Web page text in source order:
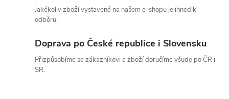
Jakékoliv zboží vystavené na našem e-shopu je ihned k
odběru.
Doprava po České republice i Slovensku
Přizpůsobíme se zákazníkovi a zboží doručíme všude po ČR i
SR.